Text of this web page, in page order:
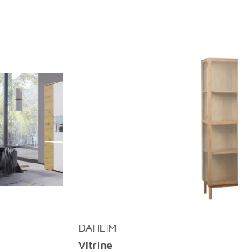
DAHEIM
Vitrine